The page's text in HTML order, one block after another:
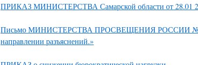
ПРИКАЗ МИНИСТЕРСТВА Самарской области от 28.01
Письмо МИНИСТЕРСТВА ПРОСВЕЩЕНИЯ РОССИИ №
направлении разъяснений.»